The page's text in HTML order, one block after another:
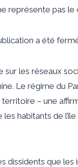
représente pas
a été
sur les réseaux
Le régime du
– une
habitants de
dissidents que les